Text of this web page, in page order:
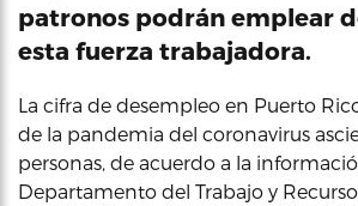
patronos podrán emplear
esta fuerza trabajadora.
La cifra de desempleo en Puerto
de la pandemia del coronavirus
personas, de acuerdo a la
Departamento del Trabajo y